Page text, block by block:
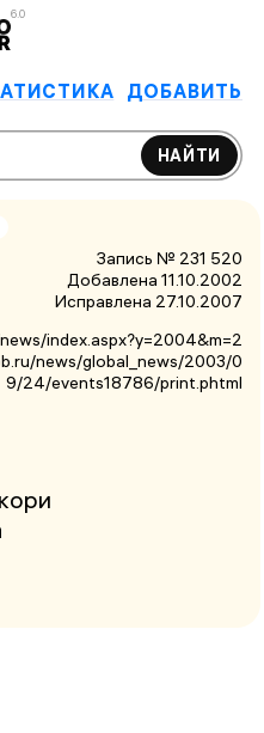
6.0
ДОБАВИТЬ
НАЙТИ
Запись № 231 520
Добавлена 11.10.2002
Исправлена 27.10.2007
index.aspx?y=2004&m=2
news/global_news/2003/0
9/24/events18786/print.phtml